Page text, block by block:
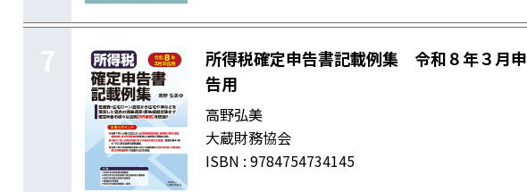
7
所得税確定申告書記載例集 令和８年３月申
告用
高野弘美
大蔵財務協会
ISBN : 9784754734145